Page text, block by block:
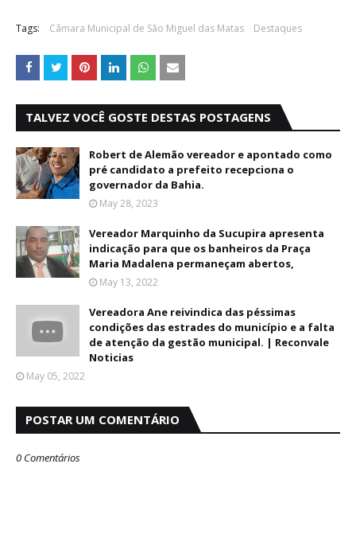
Tags: Câmara Municipal de São Miguel das Matas Destaques
TALVEZ VOCÊ GOSTE DESTAS POSTAGENS
Robert de Alemão vereador e apontado como
pré candidato a prefeito recepciona o
governador da Bahia.
May 28, 2023
Vereador Marquinho da Sucupira apresenta
indicação para que os banheiros da Praça
Maria Madalena permaneçam abertos,
May 13, 2022
Vereadora Ane reivindica das péssimas
condições das estrades do município e a falta
de atenção da gestão municipal. | Reconvale
Noticias
May 05, 2022
POSTAR UM COMENTÁRIO
0 Comentários